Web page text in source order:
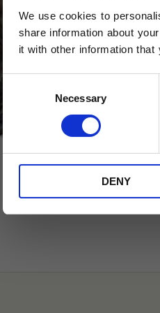
We use cookies to
share information about
it with other information that
Necessary
DENY
Jag samtycker till Tehuset Javas
* Rabatten gäller endast online på
på ordinarie priser och kan ej